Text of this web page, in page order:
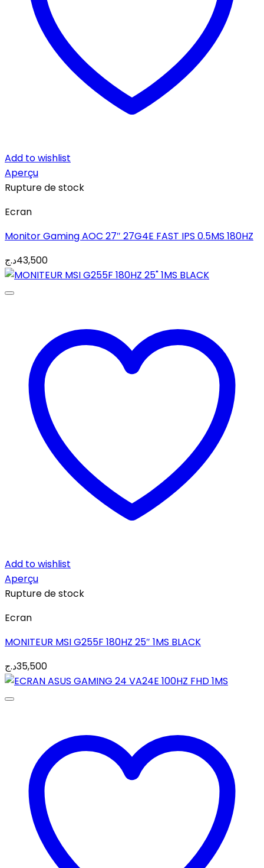
Add to wishlist
Aperçu
Rupture de stock
Ecran
Monitor Gaming AOC 27″ 27G4E FAST IPS 0.5MS 180HZ
43,500د.ج
Add to wishlist
Aperçu
Rupture de stock
Ecran
MONITEUR MSI G255F 180HZ 25″ 1MS BLACK
35,500د.ج